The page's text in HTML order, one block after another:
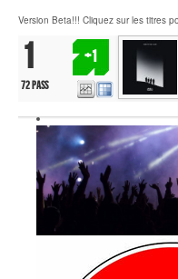
Version Beta!!! Cliquez sur les titres
1
72 pass
+1